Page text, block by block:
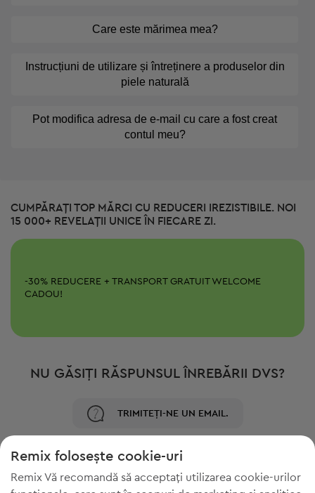
Care este mărimea mea?
Instrucțiuni de utilizare și întreținere a produselor din
piele naturală
Pot modifica adresa de e-mail cu care a fost creat
contul meu?
CUMPĂRAȚI TOP MĂRCI CU REDUCERI IREZISTIBILE. NOI
15 000+ REVELAȚII UNICE ÎN FIECARE ZI.
-30% REDUCERE + TRANSPORT GRATUITWELCOME
CADOU!
NU GĂSIȚI RĂSPUNSUL ÎNREBĂRII DVS?
TRIMITEȚI-NE UN EMAIL.
Remix folosește cookie-uri
Remix Vă recomandă să acceptați utilizarea cookie-urilor